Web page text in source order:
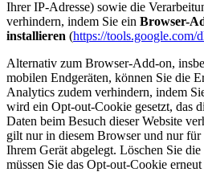
Ihrer IP-Adresse) sowie die
verhindern, indem Sie ein Browser-
installieren (https://tools.google.com/
Alternativ zum Browser-Add-on,
mobilen Endgeräten, können Sie die
Analytics zudem verhindern, indem
wird ein Opt-out-Cookie gesetzt, das
Daten beim Besuch dieser Website
gilt nur in diesem Browser und nur
Ihrem Gerät abgelegt. Löschen Sie
müssen Sie das Opt-out-Cookie erneut